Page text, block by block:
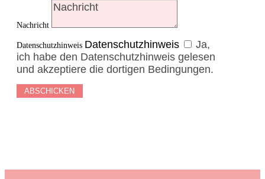
Nachricht
Datenschutzhinweis Datenschutzhinweis
Ja,
ich habe den Datenschutzhinweis gelesen
und akzeptiere die dortigen Bedingungen.
ABSCHICKEN